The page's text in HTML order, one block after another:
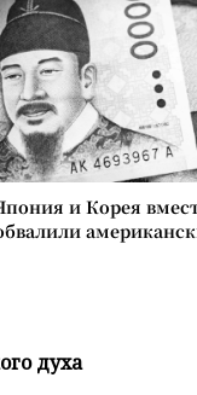
и Корея
духа